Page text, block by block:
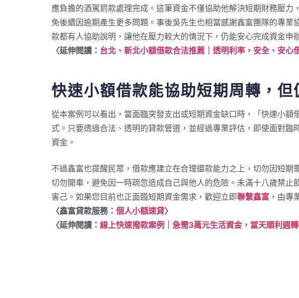
應負擔的酒駕罰款處理完成。這筆資金不僅協助他解決短期財務壓力
免後續因逾期產生更多問題。事後吳先生也相當感謝鑫富團隊的專業
款都有人協助說明，讓他在壓力較大的情況下，仍能安心完成資金申
〈延伸閱讀： 台北、新北小額借款合法推薦｜透明利率，安全、安心
快速小額借款能協助短期周轉，但
從本案例可以看出，當面臨突發支出或短期資金缺口時，「快速小額
式。只要透過合法、透明的貸款管道，並經過專業評估，即使面對臨
資金。
不過鑫富也提醒民眾，借款應建立在合理還款能力之上，切勿因短期
切勿開車，避免因一時疏忽造成自己與他人的危險。未滿十八歲禁止
害己。如果您目前也正面臨短期資金需求，歡迎立即聯繫鑫富 ，由專
〈鑫富貸款服務： 個人小額速貸〉
〈延伸閱讀： 線上快速撥款案例｜急需3萬元生活資金，當天順利週轉